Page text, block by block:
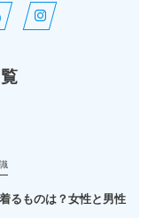
るものは？女性と男性